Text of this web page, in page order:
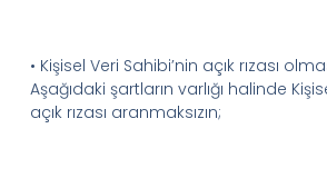
• Kişisel Veri Sahibi’nin açık rızası
Aşağıdaki şartların varlığı halinde
açık rızası aranmaksızın;